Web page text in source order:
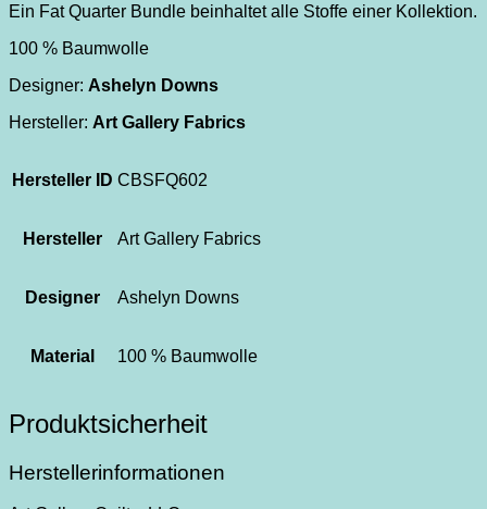
Ein Fat Quarter Bundle beinhaltet alle Stoffe einer Kollektion.
100 % Baumwolle
Designer: Ashelyn Downs
Hersteller: Art Gallery Fabrics
Hersteller ID CBSFQ602
Hersteller Art Gallery Fabrics
Designer Ashelyn Downs
Material 100 % Baumwolle
Produktsicherheit
Herstellerinformationen